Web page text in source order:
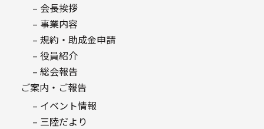
– 会長挨拶
– 事業内容
– 規約・助成金申請
– 役員紹介
– 総会報告
ご案内・ご報告
– イベント情報
– 三陸だより